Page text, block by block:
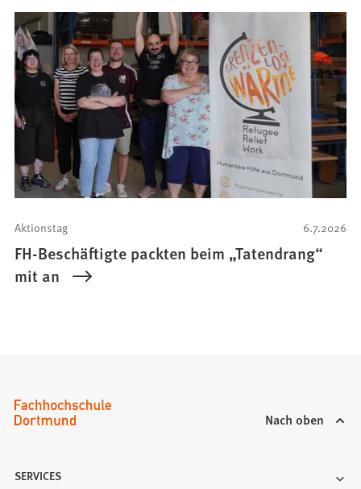
6.7.2026
Aktionstag
FH-Beschäftigte packten beim „Tatendrang“
mit an
Nach oben
SERVICES